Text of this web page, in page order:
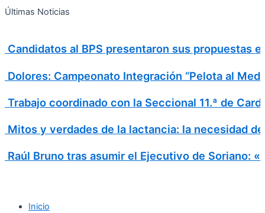
Ir
Últimas Noticias
Candidatos al BPS presentaron sus propuestas
Dolores: Campeonato Integración “Pelota al
Trabajo coordinado con la Seccional 11.ª de
Mitos y verdades de la lactancia: la necesidad
Raúl Bruno tras asumir el Ejecutivo de Soriano:
Inicio
Search